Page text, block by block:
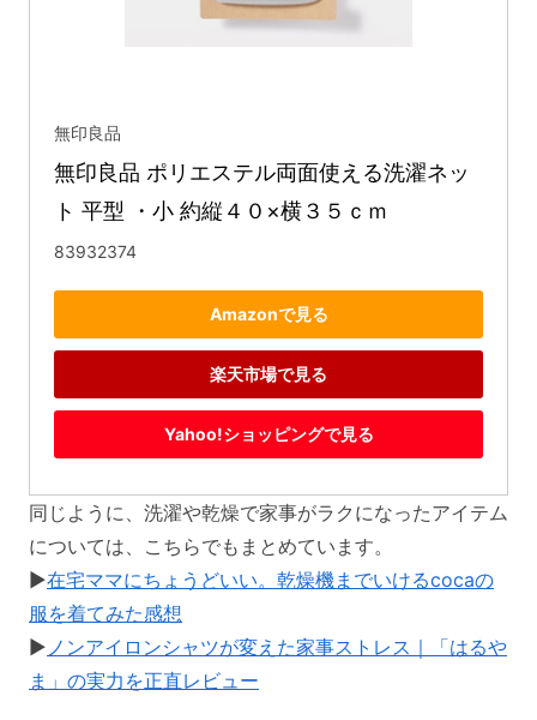
無印良品
無印良品 ポリエステル両面使える洗濯ネッ
ト 平型 ・小 約縦４０×横３５ｃｍ
83932374
Amazonで見る
楽天市場で見る
Yahoo!ショッピングで見る
同じように、洗濯や乾燥で家事がラクになったアイテム
については、こちらでもまとめています。
▶️在宅ママにちょうどいい。乾燥機までいけるcocaの
服を着てみた感想
▶️ ノンアイロンシャツが変えた家事ストレス｜「はるや
ま」の実力を正直レビュー